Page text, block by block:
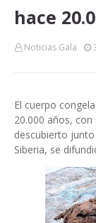
hace
Noticias Gala
El cuerpo
20.000 años,
descubierto
Siberia, se